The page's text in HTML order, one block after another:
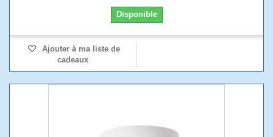
Disponible
Ajouter à ma liste de
cadeaux